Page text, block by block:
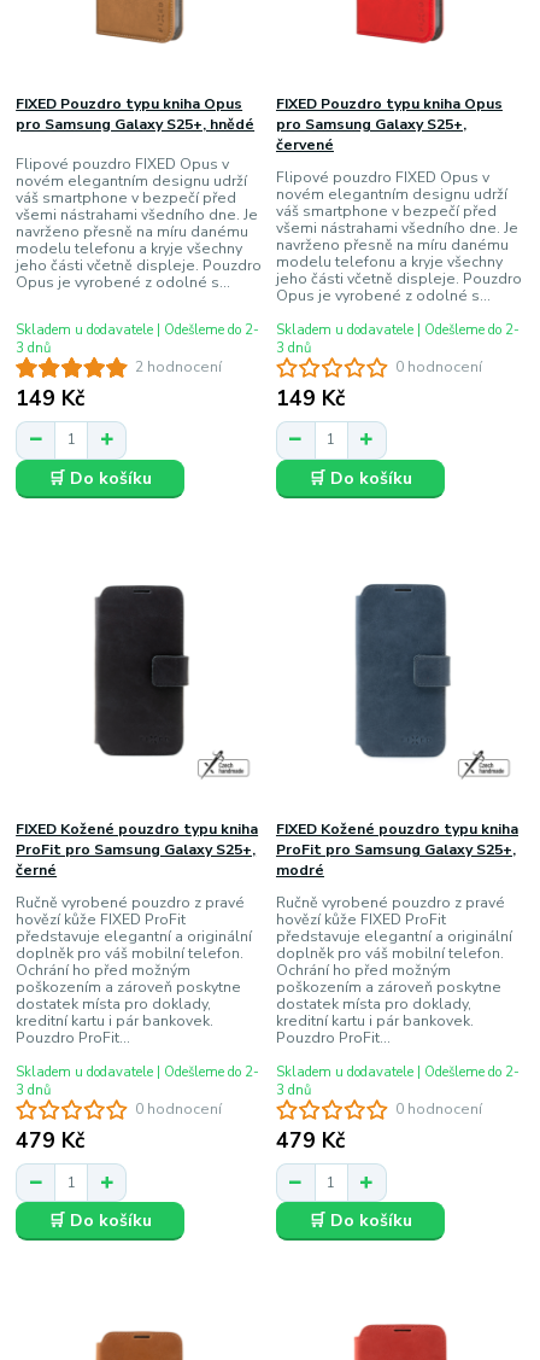
2 hodnocení
FIXED Pouzdro typu kniha Opus
pro Samsung Galaxy S25+, hnědé
Flipové pouzdro FIXED Opus v
novém elegantním designu udrží
váš smartphone v bezpečí před
všemi nástrahami všedního dne. Je
navrženo přesně na míru danému
modelu telefonu a kryje všechny
jeho části včetně displeje. Pouzdro
Opus je vyrobené z odolné s...
149 Kč
Skladem u dodavatele | Odešleme do 2-
3 dnů
🛒 Do košíku
0 hodnocení
FIXED Pouzdro typu kniha Opus
pro Samsung Galaxy S25+,
červené
Flipové pouzdro FIXED Opus v
novém elegantním designu udrží
váš smartphone v bezpečí před
všemi nástrahami všedního dne. Je
navrženo přesně na míru danému
modelu telefonu a kryje všechny
jeho části včetně displeje. Pouzdro
Opus je vyrobené z odolné s...
149 Kč
Skladem u dodavatele | Odešleme do 2-
3 dnů
🛒 Do košíku
0 hodnocení
FIXED Kožené pouzdro typu kniha
ProFit pro Samsung Galaxy S25+,
černé
Ručně vyrobené pouzdro z pravé
hovězí kůže FIXED ProFit
představuje elegantní a originální
doplněk pro váš mobilní telefon.
Ochrání ho před možným
poškozením a zároveň poskytne
dostatek místa pro doklady,
kreditní kartu i pár bankovek.
Pouzdro ProFit...
479 Kč
Skladem u dodavatele | Odešleme do 2-
3 dnů
🛒 Do košíku
0 hodnocení
FIXED Kožené pouzdro typu kniha
ProFit pro Samsung Galaxy S25+,
modré
Ručně vyrobené pouzdro z pravé
hovězí kůže FIXED ProFit
představuje elegantní a originální
doplněk pro váš mobilní telefon.
Ochrání ho před možným
poškozením a zároveň poskytne
dostatek místa pro doklady,
kreditní kartu i pár bankovek.
Pouzdro ProFit...
479 Kč
Skladem u dodavatele | Odešleme do 2-
3 dnů
🛒 Do košíku